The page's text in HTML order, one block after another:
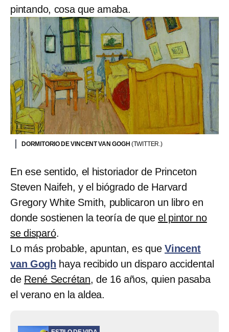
pintando, cosa que amaba.
DORMITORIO DE VINCENT VAN GOGH (TWITTER.)
En ese sentido, el historiador de Princeton
Steven Naifeh, y el biógrado de Harvard
Gregory White Smith, publicaron un libro en
donde sostienen la teoría de que el pintor no
se disparó.
Lo más probable, apuntan, es que Vincent
van Gogh haya recibido un disparo accidental
de René Secrétan, de 16 años, quien pasaba
el verano en la aldea.